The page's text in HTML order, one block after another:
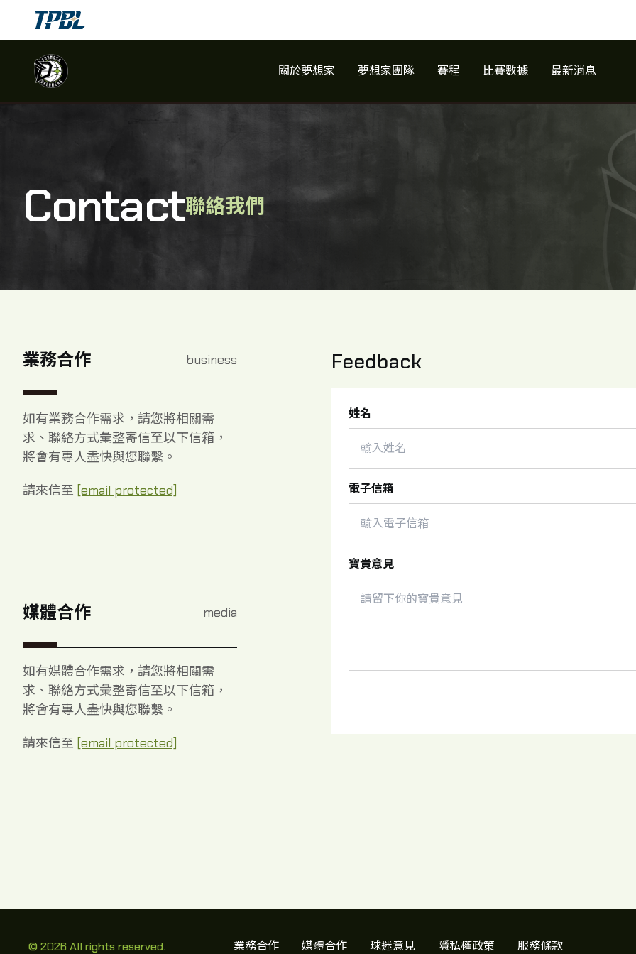
關於夢想家 夢想家團隊 賽程 比賽數據 最新消息
賽程
商城
Contact聯絡我們
業務合作 business
如有業務合作需求，請您將相關需
求、聯絡方式彙整寄信至以下信箱，
將會有專人盡快與您聯繫。
請來信至 [email protected]
媒體合作 media
如有媒體合作需求，請您將相關需
求、聯絡方式彙整寄信至以下信箱，
將會有專人盡快與您聯繫。
請來信至 [email protected]
Feedback
姓名
電子信箱
寶貴意見
© 2026 All rights reserved. 業務合作 媒體合作 球迷意見 隱私權政策 服務條款